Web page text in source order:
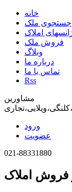
خانه
جستجوی ملک
املاک
فروش ملک
وبلاگ
درباره ما
تماس با ما
Rss
مشاورین
ورود
عضویت
021-88331880
فروش املاک